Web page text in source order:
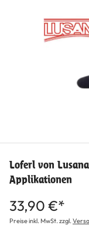
Loferl von
Applikationen
33,90 €*
Preise inkl. MwSt. zzgl.